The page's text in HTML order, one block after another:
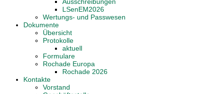
LSenEM2026
Wertungs- und Passwesen
Dokumente
Übersicht
Protokolle
aktuell
Formulare
Rochade Europa
Rochade 2026
Kontakte
Vorstand